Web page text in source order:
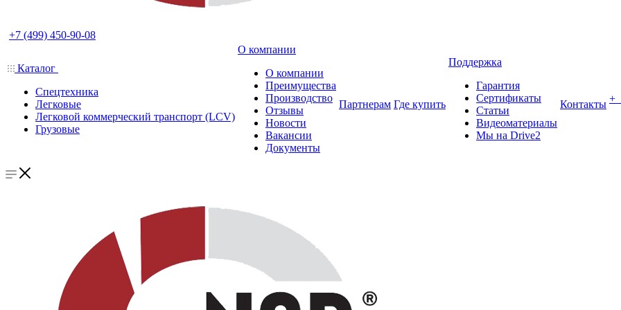
+7 (499) 450-90-08
Каталог
Спецтехника
Легковые
Легковой коммерческий транспорт (LCV)
Грузовые
О компании
О компании
Преимущества
Производство
Отзывы
Новости
Вакансии
Документы
Партнерам Где купить
Поддержка
Гарантия
Сертификаты
Статьи
Видеоматериалы
Мы на Drive2
Контакты +